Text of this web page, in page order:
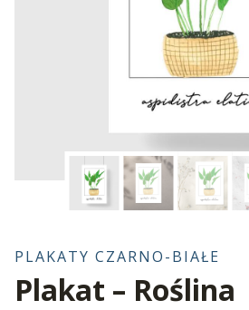
PLAKATY CZARNO-BIAŁE
Plakat – Roślina